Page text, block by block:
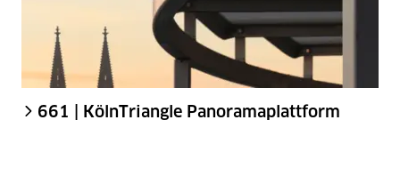
661 | KölnTriangle Panoramaplattform